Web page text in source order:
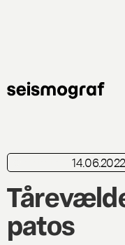
14.06.2022
patos